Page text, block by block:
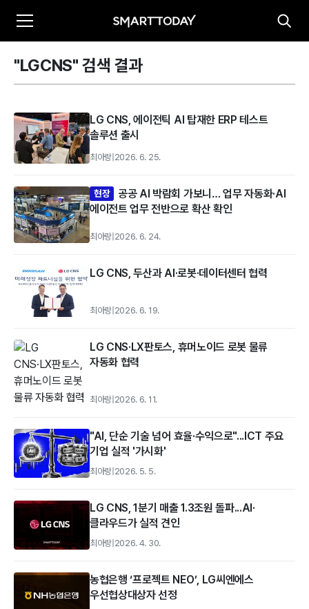
"LGCNS" 검색 결과
LG CNS, 에이전틱 AI 탑재한 ERP 테스트
솔루션 출시
최아랑|2026. 6. 25.
현장
공공 AI 박람회 가보니… 업무 자동화·AI
에이전트 업무 전반으로 확산 확인
최아랑 2026. 6. 24.
LG CNS, 두산과 AI·로봇·데이터센터 협력
최아랑 2026. 6. 19.
LG CNS·LX판토스, 휴머노이드 로봇 물류
자동화 협력
최아랑 2026. 6. 11.
"AI, 단순 기술 넘어 효율·수익으로"...ICT 주요
기업 실적 '가시화'
최아랑 2026. 5. 5.
LG CNS, 1분기 매출 1.3조원 돌파...AI·
클라우드가 실적 견인
최아랑 2026. 4. 30.
농협은행 ‘프로젝트 NEO’, LG씨엔에스
우선협상대상자 선정